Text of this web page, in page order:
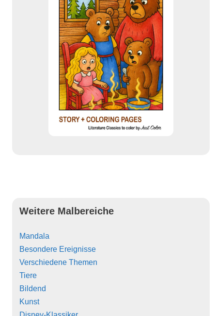
Weitere Malbereiche
Mandala
Besondere Ereignisse
Verschiedene Themen
Tiere
Bildend
Kunst